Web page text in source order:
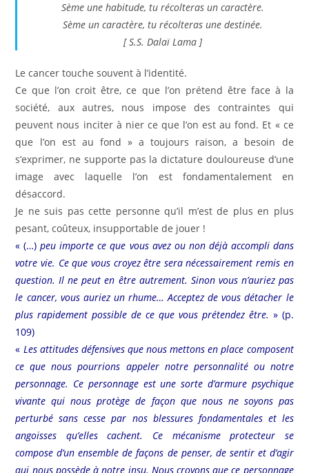
Sème une habitude, tu récolteras un caractère.
Sème un caractère, tu récolteras une destinée.
[ S.S. Dalaï Lama ]
Le cancer touche souvent à l’identité.
Ce que l’on croit être, ce que l’on prétend être face à la
société, aux autres, nous impose des contraintes qui
peuvent nous inciter à nier ce que l’on est au fond. Et « ce
que l’on est au fond » a toujours raison, a besoin de
s’exprimer, ne supporte pas la dictature douloureuse d’une
image avec laquelle l’on est fondamentalement en
désaccord.
Je ne suis pas cette personne qu’il m’est de plus en plus
pesant, coûteux, insupportable de jouer !
« (…)peu importe ce que vous avez ou non déjà accompli dans
votre vie. Ce que vous croyez être sera nécessairement remis en
question. Il ne peut en être autrement. Sinon vous n’auriez pas
le cancer, vous auriez un rhume… Acceptez de vous détacher le
plus rapidement possible de ce que vous prétendez être. » (p.
109)
« Les attitudes défensives que nous mettons en place composent
ce que nous pourrions appeler notre personnalité ou notre
personnage. Ce personnage est une sorte d’armure psychique
vivante qui nous protège de façon que nous ne soyons pas
perturbé sans cesse par nos blessures fondamentales et les
angoisses qu’elles cachent. Ce mécanisme protecteur se
compose d’un ensemble de façons de penser, de sentir et d’agir
qui nous possède à notre insu. Nous croyons que ce personnage